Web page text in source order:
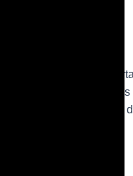
de mujer en
bolso de la marca
para mujer con